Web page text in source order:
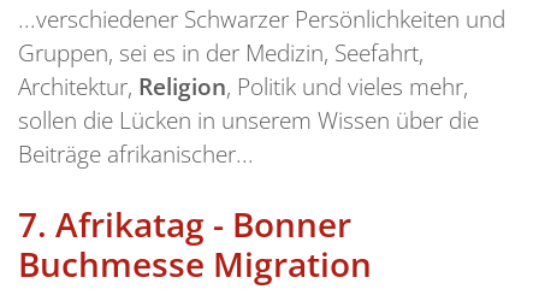
...verschiedener Schwarzer Persönlichkeiten und
Gruppen, sei es in der Medizin, Seefahrt,
Architektur, Religion, Politik und vieles mehr,
sollen die Lücken in unserem Wissen über die
Beiträge afrikanischer...
7. Afrikatag - Bonner
Buchmesse Migration